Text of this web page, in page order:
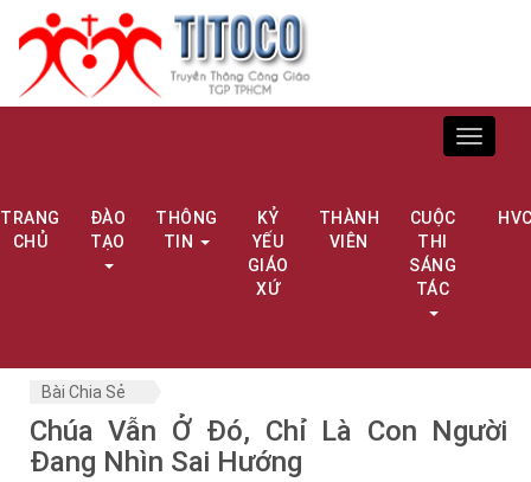
Toggle
TRANG
CHỦ
ĐÀO
TẠO
THÔNG
TIN
KỶ
YẾU
GIÁO
XỨ
THÀNH
VIÊN
CUỘC
THI
SÁNG
TÁC
Bài Chia Sẻ
Chúa Vẫn Ở Đó, Chỉ Là Con Người
Đang Nhìn Sai Hướng